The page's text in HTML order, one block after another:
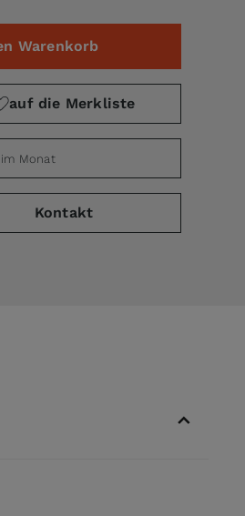
Warenkorb
auf die Merkliste
Monat
Kontakt